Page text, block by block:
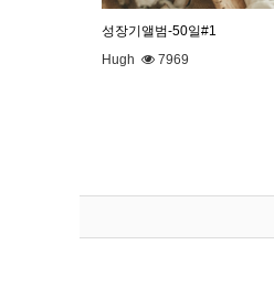
성장기앨범-50일#1
Hugh
7969